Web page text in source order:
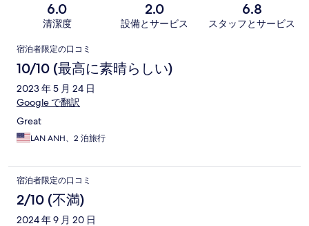
6.0
清潔度
2.0
設備とサービス
6.8
スタッフとサービス
口
コ
ミ
宿泊者限定の口コミ
10/10 (最高に素晴らしい)
2023 年 5 月 24 日
Google で翻訳
Great
LAN ANH、2 泊旅行
宿泊者限定の口コミ
2/10 (不満)
2024 年 9 月 20 日